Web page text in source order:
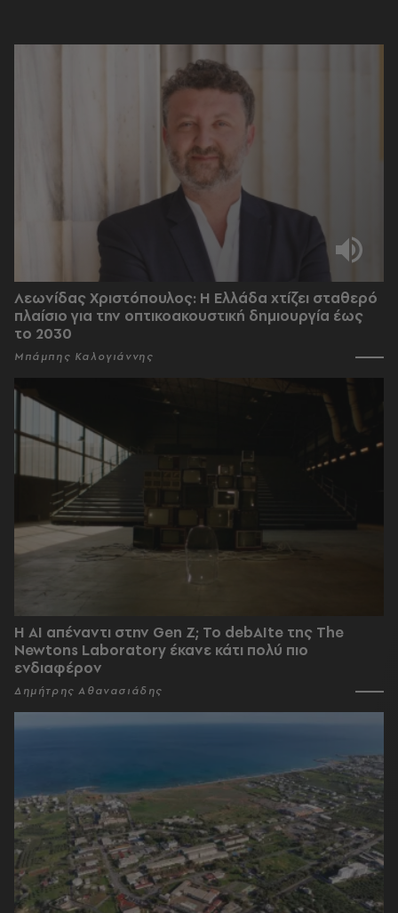
Λεωνίδας Χριστόπουλος: Η Ελλάδα χτίζει σταθερό
πλαίσιο για την οπτικοακουστική δημιουργία έως
το 2030
Μπάμπης Καλογιάννης
Η AI απέναντι στην Gen Z; Το debAIte της The
Newtons Laboratory έκανε κάτι πολύ πιο
ενδιαφέρον
Δημήτρης Αθανασιάδης